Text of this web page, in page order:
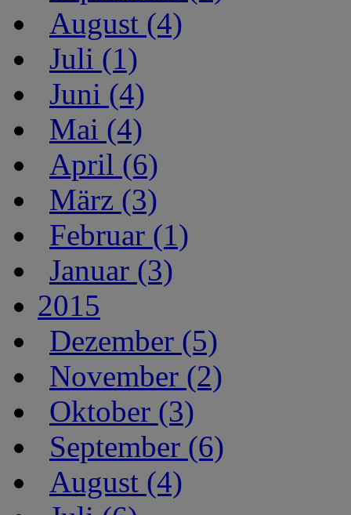
August (4)
Juli (1)
Juni (4)
Mai (4)
April (6)
März (3)
Februar (1)
Januar (3)
2015
Dezember (5)
November (2)
Oktober (3)
September (6)
August (4)